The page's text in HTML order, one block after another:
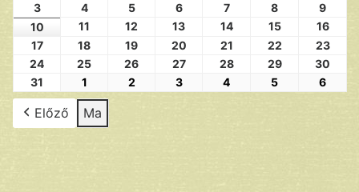
3
4 5 6 7 8
9
10
11 12 13 14 15
16
17
18 19 20 21 22
23
24
25 26 27 28 29
30
31
1 2 3 4 5 6
Előző Ma